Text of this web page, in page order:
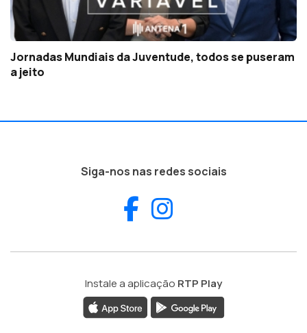
Jornadas Mundiais da Juventude, todos se puseram
a jeito
Siga-nos nas redes sociais
Facebook
Instale a aplicação RTP Play